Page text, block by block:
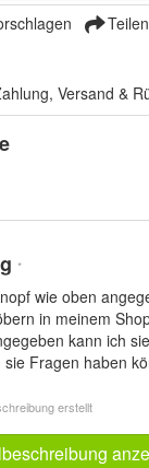
Teilen
Versand &
*
wie oben
in meinem
kann ich
Fragen haben
erstellt